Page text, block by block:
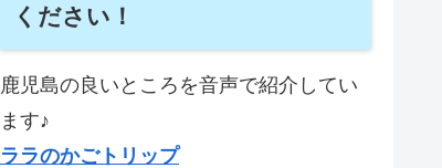
ください！
鹿児島の良いところを音声で紹介してい
ます♪
ララのかごトリップ